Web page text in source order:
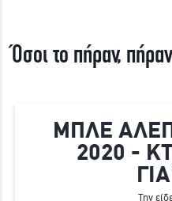
Όσοι το πήραν,
ΜΠΛΕ
2020 -
Την